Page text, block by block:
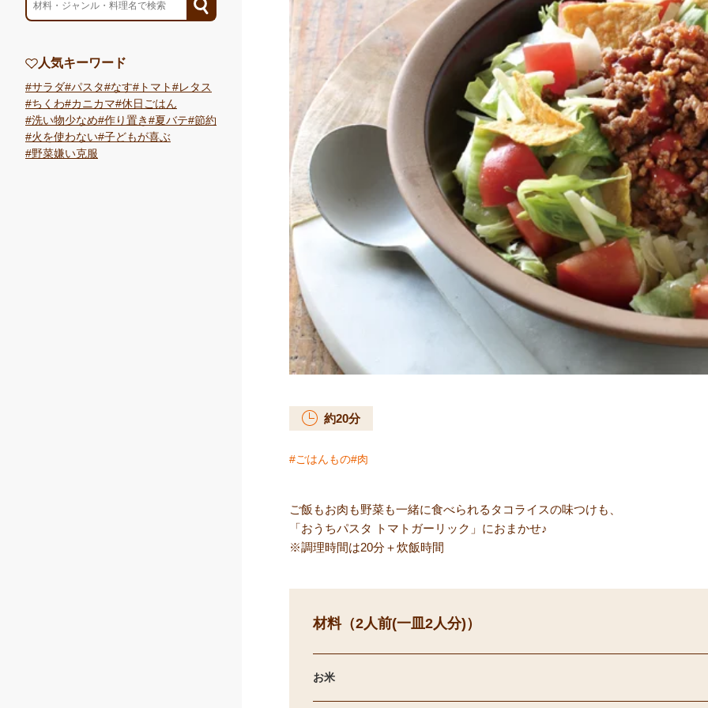
人気キーワード
サラダ パスタ なす トマト
レタス
ちくわ
カニカマ 休日ごはん
洗い物少なめ 作り置き 夏バテ 節約
火を使わない 子どもが喜ぶ
野菜嫌い克服
約20分
ごはんもの 肉
ご飯もお肉も野菜も一緒に食べられるタコライスの味つけも、
「おうちパスタ トマトガーリック」におまかせ♪
※調理時間は20分＋炊飯時間
材料（2人前(一皿2人分)）
お米